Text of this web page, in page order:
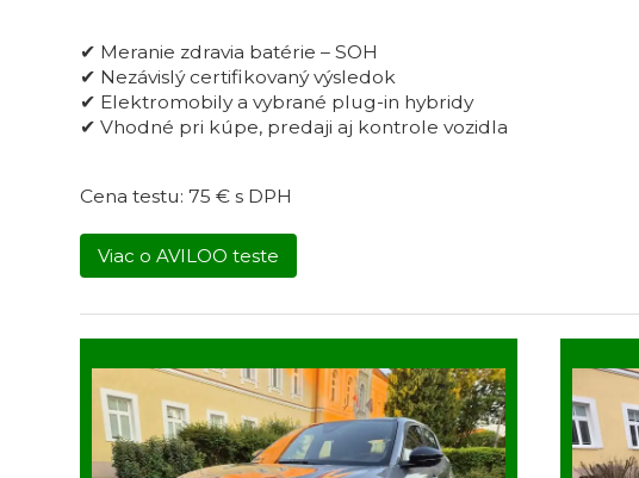
✔ Meranie zdravia batérie – SOH
✔ Nezávislý certifikovaný výsledok
✔ Elektromobily a vybrané plug-in hybridy
✔ Vhodné pri kúpe, predaji aj kontrole vozidla
Cena testu: 75 € s DPH
Viac o AVILOO teste